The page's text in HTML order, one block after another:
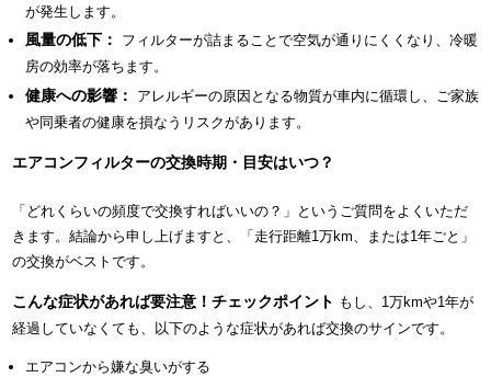
が発生します。
風量の低下：
フィルターが詰まることで空気が通りにくくなり、冷暖
房の効率が落ちます。
健康への影響：
アレルギーの原因となる物質が車内に循環し、ご家族
や同乗者の健康を損なうリスクがあります。
エアコンフィルターの交換時期・目安はいつ？
「どれくらいの頻度で交換すればいいの？」というご質問をよくいただ
きます。結論から申し上げますと、「走行距離1万km、または1年ごと」
の交換がベストです。
こんな症状があれば要注意！チェックポイント もし、1万kmや1年が
経過していなくても、以下のような症状があれば交換のサインです。
エアコンから嫌な臭いがする